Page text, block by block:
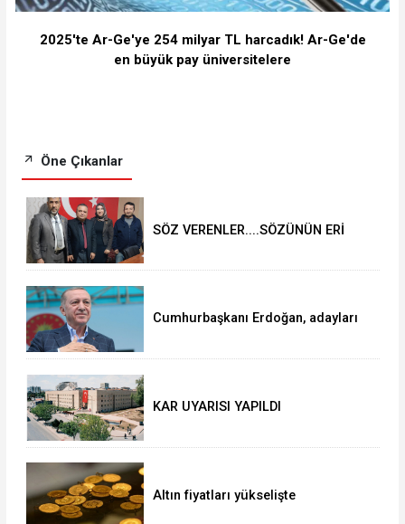
2025'te Ar-Ge'ye 254 milyar TL harcadık! Ar-Ge'de
en büyük pay üniversitelere
Öne Çıkanlar
SÖZ VERENLER....SÖZÜNÜN ERİ
Cumhurbaşkanı Erdoğan, adayları
KAR UYARISI YAPILDI
Altın fiyatları yükselişte